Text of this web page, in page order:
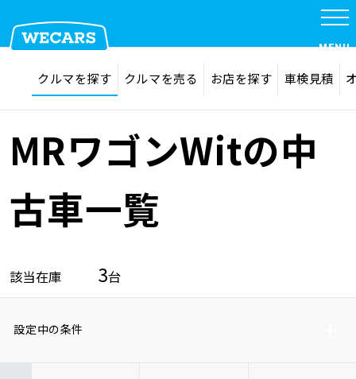
在庫検索 サイト内検索
MENU
クルマを探す
クルマを探す クルマを売る お店を探す 車検見積
MRワゴンWitの中
古車一覧
該当在庫 3台
設定中の条件